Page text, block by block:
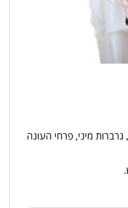
גרברות מיני, פרחי העונה